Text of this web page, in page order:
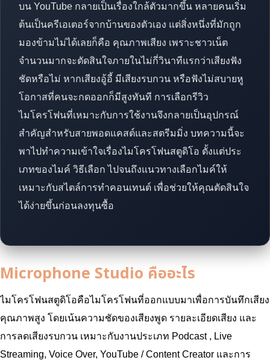
บน YouTube กลายเป็นเรื่องใกล้ตัวมากขึ้น หลายคนเริ่ม
ต้นเป็นครีเอเตอร์จากบ้านของตัวเอง แต่สิ่งหนึ่งที่มักถูก
มองข้ามไม่ได้เลยก็คือ คุณภาพเสียง เพราะชาวเน็ต
จำนวนมากจะตัดสินใจภายในไม่กี่วินาทีแรกว่าเสียงฟัง
ชัดหรือไม่ หากเสียงอู้อี้ มีเสียงรบกวน หรือฟังไม่สบายหู
โอกาสที่คนจะกดออกก็มีสูงทันที การเลือกรีวิว
ไมโครโฟนที่เหมาะกับการใช้งานจึงกลายเป็นอุปกรณ์
สำคัญสำหรับสายพอดแคสต์และสตรีมมิ่ง บทความนี้จะ
พาไปทำความเข้าใจเรื่องไมโครโฟนสตูดิโอ ตั้งแต่ประ
เภทของไมค์ วิธีเลือก ไปจนถึงแนวทางเลือกไมค์ให้
เหมาะกับสไตล์การทำคอนเทนต์ เพื่อช่วยให้คุณตัดสินใจ
ได้ง่ายขึ้นก่อนลงทุนซื้อ
Microphone Studio คืออะไร
ไมโครโฟนสตูดิโอคือไมโครโฟนที่ออกแบบมาเพื่อการบันทึกเสียง
คุณภาพสูง โดยเน้นความชัดของเสียงพูด รายละเอียดเสียง และ
การลดเสียงรบกวน เหมาะกับงานประเภท Podcast , Live
Streaming, Voice Over, YouTube / Content Creator และการ